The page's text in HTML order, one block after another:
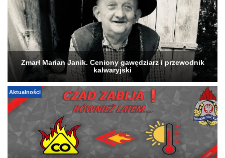
Zmarł Marian Janik. Ceniony gawędziarz i przewodnik
kalwaryjski
Aktualności